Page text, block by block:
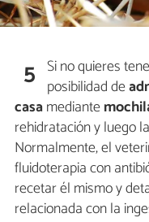
5 Si no quieres
posibilidad de
casamediante
rehidratación y luego
Normalmente, el
fluidoterapia con
recetar él mismo y
relacionada con la